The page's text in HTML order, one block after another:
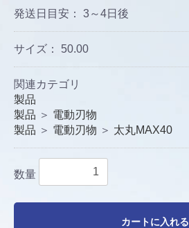
発送日目安： 3～4日後
サイズ： 50.00
関連カテゴリ
製品
製品 ＞ 電動刃物
製品 ＞ 電動刃物 ＞ 太丸MAX40
数量
カートに入れる